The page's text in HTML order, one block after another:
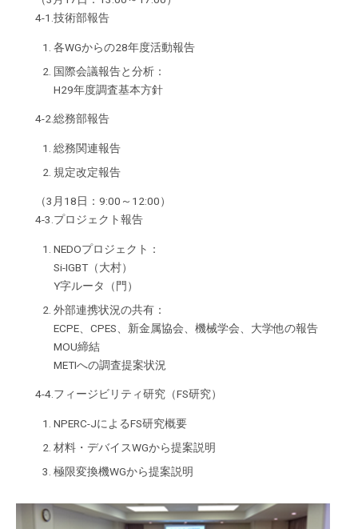
4-1.技術部報告
各WGからの28年度活動報告
国際会議報告と分析：
H29年度調査基本方針
4-2.総務部報告
総務関連報告
規定改定報告
（3月18日：9:00～12:00）
4-3.プロジェクト報告
NEDOプロジェクト：
Si-IGBT（大村）
Y字ルータ（門）
外部連携状況の共有：
ECPE、CPES、新金属協会、機械学会、大学他の報告
MOU締結
METIへの調査提案状況
4-4.フィージビリティ研究（FS研究）
NPERC-JによるFS研究概要
材料・デバイスWGから提案説明
極限変換機WGから提案説明